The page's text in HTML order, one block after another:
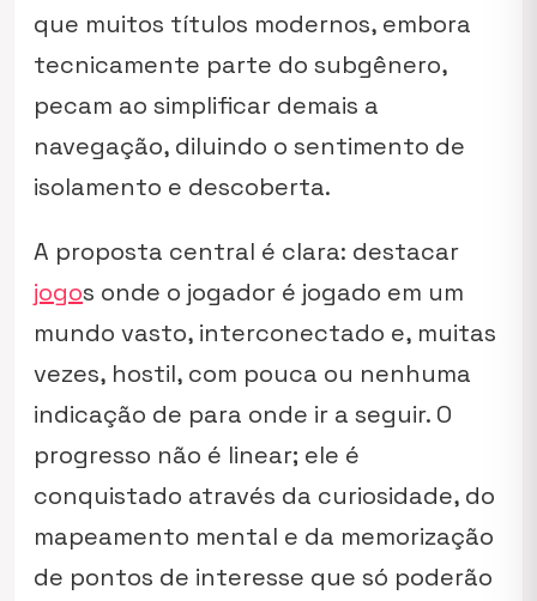
que muitos títulos modernos, embora
tecnicamente parte do subgênero,
pecam ao simplificar demais a
navegação, diluindo o sentimento de
isolamento e descoberta.
A proposta central é clara: destacar
jogos onde o jogador é jogado em um
mundo vasto, interconectado e, muitas
vezes, hostil, com pouca ou nenhuma
indicação de para onde ir a seguir. O
progresso não é linear; ele é
conquistado através da curiosidade, do
mapeamento mental e da memorização
de pontos de interesse que só poderão